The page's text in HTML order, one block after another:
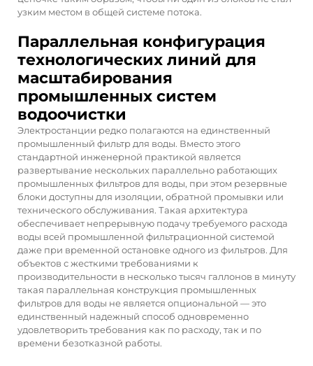
узким местом в общей системе потока.
Параллельная конфигурация
технологических линий для
масштабирования
промышленных систем
водоочистки
Электростанции редко полагаются на единственный
промышленный фильтр для воды. Вместо этого
стандартной инженерной практикой является
развертывание нескольких параллельно работающих
промышленных фильтров для воды, при этом резервные
блоки доступны для изоляции, обратной промывки или
технического обслуживания. Такая архитектура
обеспечивает непрерывную подачу требуемого расхода
воды всей промышленной фильтрационной системой
даже при временной остановке одного из фильтров. Для
объектов с жесткими требованиями к
производительности в несколько тысяч галлонов в минуту
такая параллельная конструкция промышленных
фильтров для воды не является опциональной — это
единственный надежный способ одновременно
удовлетворить требования как по расходу, так и по
времени безотказной работы.